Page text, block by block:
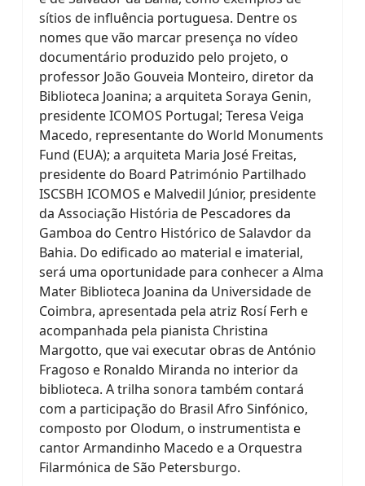
sítios de influência portuguesa. Dentre os
nomes que vão marcar presença no vídeo
documentário produzido pelo projeto, o
professor João Gouveia Monteiro, diretor da
Biblioteca Joanina; a arquiteta Soraya Genin,
presidente ICOMOS Portugal; Teresa Veiga
Macedo, representante do World Monuments
Fund (EUA); a arquiteta Maria José Freitas,
presidente do Board Património Partilhado
ISCSBH ICOMOS e Malvedil Júnior, presidente
da Associação História de Pescadores da
Gamboa do Centro Histórico de Salavdor da
Bahia. Do edificado ao material e imaterial,
será uma oportunidade para conhecer a Alma
Mater Biblioteca Joanina da Universidade de
Coimbra, apresentada pela atriz Rosí Ferh e
acompanhada pela pianista Christina
Margotto, que vai executar obras de António
Fragoso e Ronaldo Miranda no interior da
biblioteca. A trilha sonora também contará
com a participação do Brasil Afro Sinfónico,
composto por Olodum, o instrumentista e
cantor Armandinho Macedo e a Orquestra
Filarmónica de São Petersburgo.